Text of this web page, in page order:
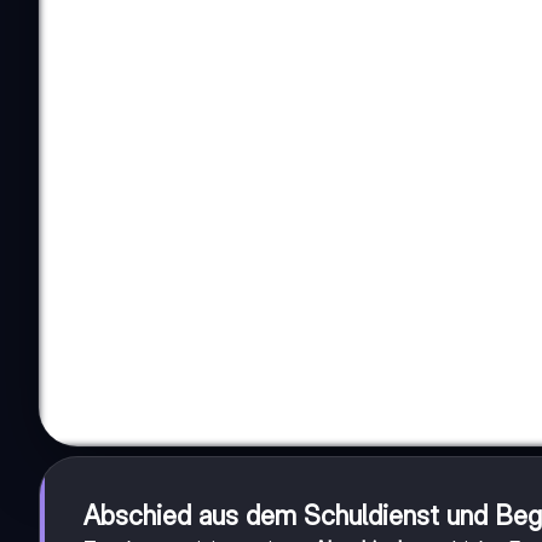
Abschied aus dem Schuldienst und